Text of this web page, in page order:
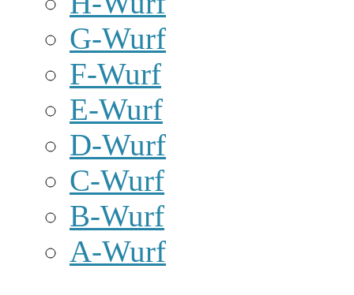
G-Wurf
F-Wurf
E-Wurf
D-Wurf
C-Wurf
B-Wurf
A-Wurf